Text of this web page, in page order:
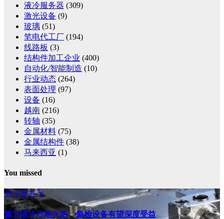
液冷服务器 (309)
激光设备 (9)
玻璃 (51)
笔电代工厂 (194)
线路板 (3)
结构件加工企业 (400)
自动化/智能制造 (10)
行业动态 (264)
表面处理 (97)
设备 (16)
越南 (216)
转轴 (35)
金属材料 (75)
金属结构件 (38)
马来西亚 (1)
You missed
液冷服务器
算力液冷市场火热，氦检设备有望深度受益